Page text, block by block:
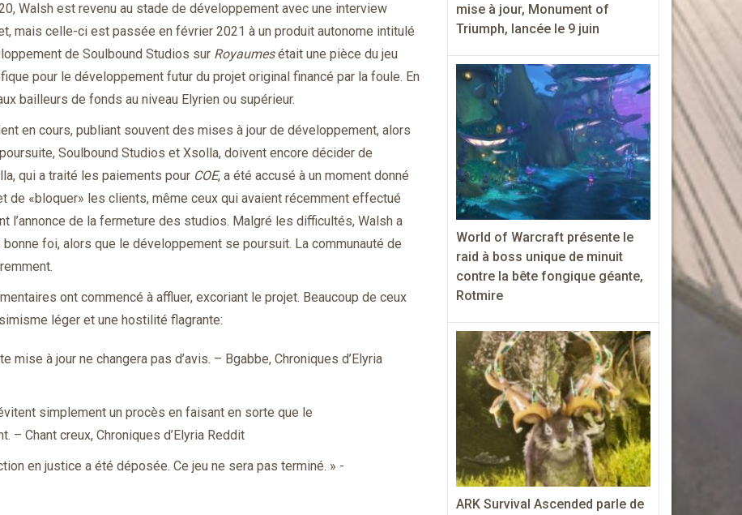
Walsh est revenu au stade de développement avec une interview
mais celle-ci est passée en février 2021 à un produit autonome intitulé
de Soulbound Studios sur Royaumesétait une pièce du jeu
pour le développement futur du projet original financé par la foule. En
bailleurs de fonds au niveau Elyrien ou supérieur.
en cours, publiant souvent des mises à jour de développement, alors
Soulbound Studios et Xsolla, doivent encore décider de
qui a traité les paiements pour COE, a été accusé à un moment donné
de «bloquer» les clients, même ceux qui avaient récemment effectué
l’annonce de la fermeture des studios. Malgré les difficultés, Walsh a
foi, alors que le développement se poursuit. La communauté de
ont commencé à affluer, excoriant le projet. Beaucoup de ceux
léger et une hostilité flagrante:
mise à jour ne changera pas d’avis. – Bgabbe, Chroniques d’Elyria
simplement un procès en faisant en sorte que le
Chant creux, Chroniques d’Elyria Reddit
en justice a été déposée. Ce jeu ne sera pas terminé. » -
mise à jour, Monument of
Triumph, lancée le 9 juin
World of Warcraft présente le
raid à boss unique de minuit
contre la bête fongique géante,
Rotmire
ARK Survival Ascended parle de